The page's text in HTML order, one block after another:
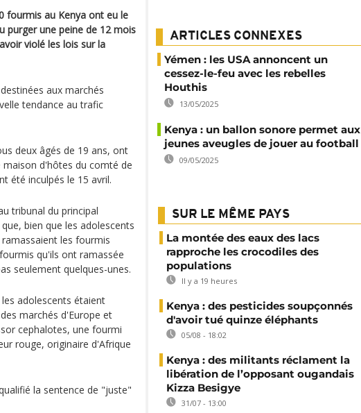
fourmis au Kenya ont eu le
purger une peine de 12 mois
violé les lois sur la
aux marchés
tendance au trafic
deux âgés de 19 ans, ont
d'hôtes du comté de
été inculpés le 15 avril.
tribunal du principal
bien que les adolescents
les fourmis
qu'ils ont ramassée
seulement quelques-unes.
les adolescents étaient
marchés d'Europe et
cephalotes, une fourmi
rouge, originaire d'Afrique
la sentence de "juste"
ARTICLES CONNEXES
Yémen : les USA annoncent un
cessez-le-feu avec les rebelles
Houthis
13/05/2025
Kenya : un ballon sonore permet aux
jeunes aveugles de jouer au football
09/05/2025
SUR LE MÊME PAYS
La montée des eaux des lacs
rapproche les crocodiles des
populations
Il y a 19 heures
Kenya : des pesticides soupçonnés
d'avoir tué quinze éléphants
05/08 - 18:02
Kenya : des militants réclament la
libération de l’opposant ougandais
Kizza Besigye
31/07 - 13:00